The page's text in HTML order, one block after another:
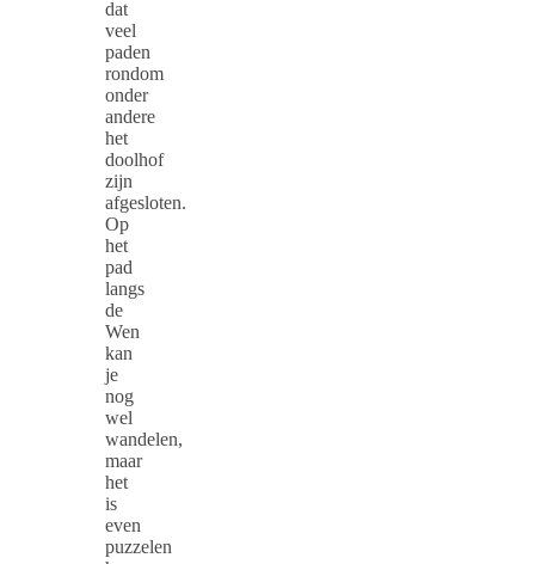
dat
veel
paden
rondom
onder
andere
het
doolhof
zijn
afgesloten.
Op
het
pad
langs
de
Wen
kan
je
nog
wel
wandelen,
maar
het
is
even
puzzelen